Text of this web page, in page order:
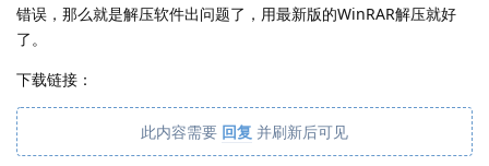
错误，那么就是解压软件出问题了，用最新版的WinRAR解压就好
了。
下载链接：
此内容需要 回复 并刷新后可见